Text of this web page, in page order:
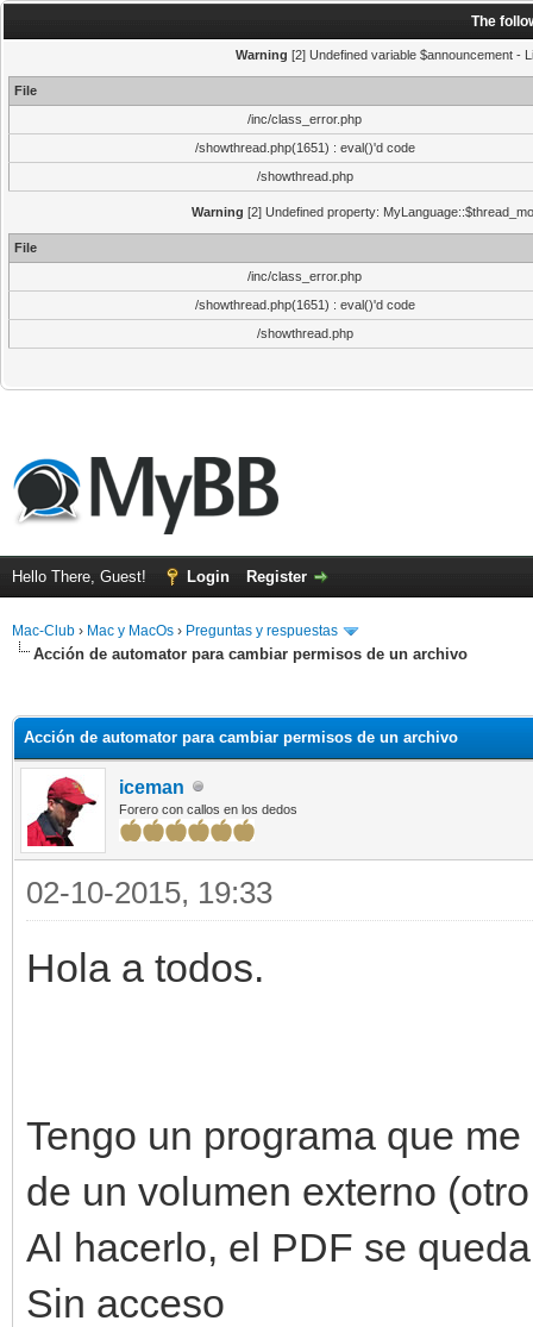
The
Warning [2] Undefined variable $announcement -
File
/inc/class_error.php
/showthread.php(1651) : eval()'d code
/showthread.php
Warning [2] Undefined property:
File
/inc/class_error.php
/showthread.php(1651) : eval()'d code
/showthread.php
Hello There, Guest! Login Register
Mac-Club › Mac y MacOs › Preguntas y respuestas
Acción de automator para cambiar permisos de un archivo
Acción de automator para cambiar permisos de un archivo
iceman
Forero con callos en los dedos
02-10-2015, 19:33
Hola a todos.
Tengo un programa que
de un volumen externo
Al hacerlo, el PDF se
Sin acceso